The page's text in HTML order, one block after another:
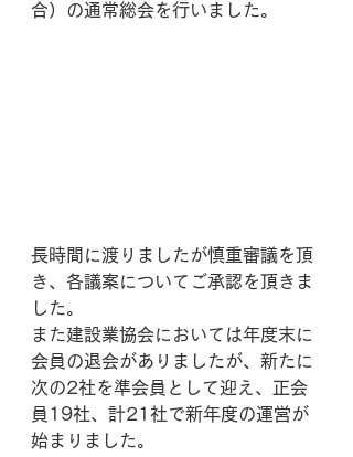
合）の通常総会を行いました。
長時間に渡りましたが慎重審議を頂
き、各議案についてご承認を頂きま
した。
また建設業協会においては年度末に
会員の退会がありましたが、新たに
次の2社を準会員として迎え、正会
員19社、計21社で新年度の運営が
始まりました。